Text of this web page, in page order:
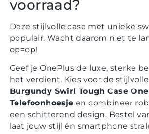
voorraad?
Deze stijlvolle case met unieke
populair. Wacht daarom niet te
op=op!
Geef je OnePlus de luxe, sterke
het verdient. Kies voor de
Burgundy Swirl Tough Case
Telefoonhoesje en combineer
een schitterend design. Bestel
laat jouw stijl én smartphone